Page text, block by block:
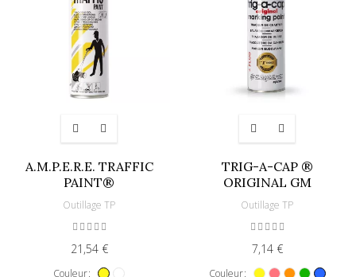
A.M.P.E.R.E. TRAFFIC
PAINT®
Outillage TP
21,54 €
Couleur
TRIG-A-CAP ®
ORIGINAL GM
Outillage TP
7,14 €
Couleur